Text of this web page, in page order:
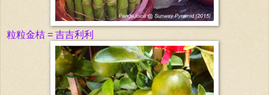
粒粒金桔 = 吉吉利利